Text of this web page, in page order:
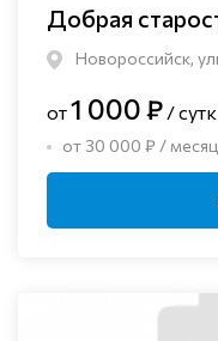
Добрая
Новороссийск,
от1 000 ₽ /
от 30 000 ₽ / месяц